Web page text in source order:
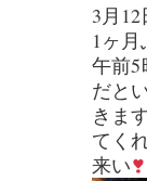
3月12
1ヶ
午前
だと
きま
てく
来い